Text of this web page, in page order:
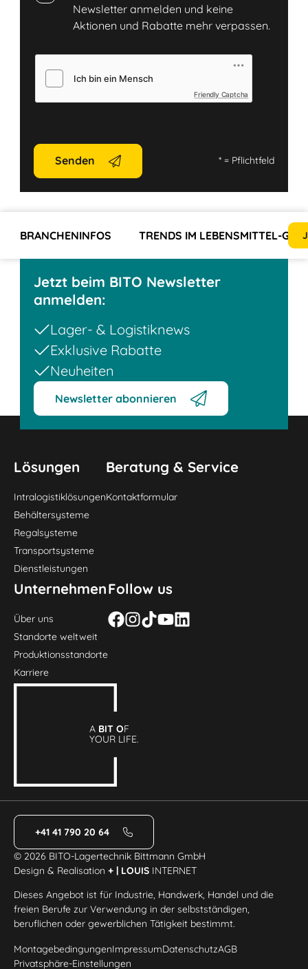
Newsletter anmelden und keine
Aktionen und Rabatte mehr verpassen.
Friendly Captcha
Senden *= Pflichtfeld
BRANCHENINFOS TRENDS IM LEBENSMITTEL-
Jetzt beim BITO Newsletter
anmelden:
Lager- & Logistiknews
Exklusive Rabatte
Neuheiten
Newsletter abonnieren
Lösungen
Intralogistiklösungen
Behältersysteme
Regalsysteme
Transportsysteme
Dienstleistungen
Beratung & Service
Kontaktformular
Unternehmen
Über uns
Standorte weltweit
Produktionsstandorte
Karriere
Follow us
A BIT OF
YOUR LIFE.
+41 41 790 20 64
© 2026 BITO-Lagertechnik Bittmann GmbH
Design & Realisation+ | LOUIS INTERNET
Dieses Angebot ist für Industrie, Handwerk, Handel und die
freien Berufe zur Verwendung in der selbstständigen,
beruflichen oder gewerblichen Tätigkeit bestimmt.
MontagebedingungenImpressumDatenschutzAGB
Privatsphäre-Einstellungen